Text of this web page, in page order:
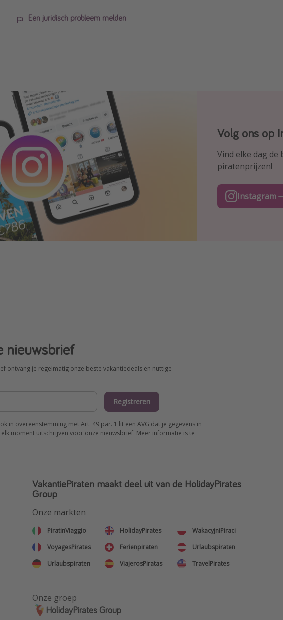
Een juridisch probleem melden
Volg ons op
Vind elke dag de
piratenprijzen!
Instagram
Volg ons op
Ontdek onze
piratenprijzen!
Facebook
Volg ons op
Voor de heetste
TikTok
nieuwsbrief
ontvang je regelmatig onze beste vakantiedeals en nuttige
Registreren
in overeenstemming met Art. 49 par. 1 lit een AVG dat je gegevens in
elk moment uitschrijven voor onze nieuwsbrief. Meer informatie is te
VakantiePiraten maakt deel uit van de HolidayPirates
Group
Onze markten
PiratinViaggio HolidayPirates
WakacyjniPiraci
VoyagesPirates
Ferienpiraten
Urlaubspiraten
Urlaubspiraten
ViajerosPiratas TravelPirates
Onze groep
HolidayPirates Group